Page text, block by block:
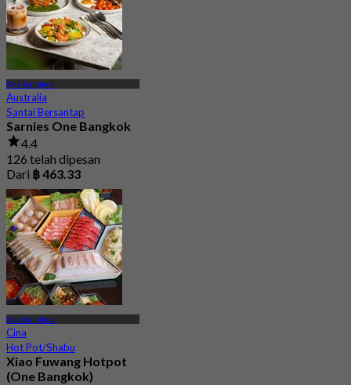
One Bangkok
Australia
Santai Bersantap
Sarnies One Bangkok
4.4
126 telah dipesan
Dari ฿ 463.33
One Bangkok
Cina
Hot Pot/Shabu
Xiao Fuwang Hotpot
(One Bangkok)